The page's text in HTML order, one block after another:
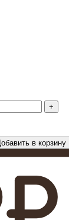
+
в корзину